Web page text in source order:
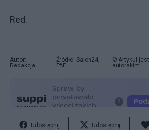
Red.
Autor:
Redakcja
Źródło: Salon24,
PAP
© Artykuł
autorskim
Udostępnij Udostępnij